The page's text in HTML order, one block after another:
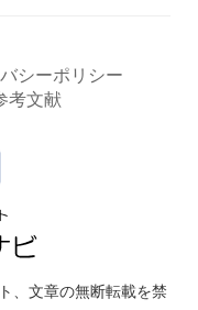
シーポリシー
考文献
、文章の無断転載を禁